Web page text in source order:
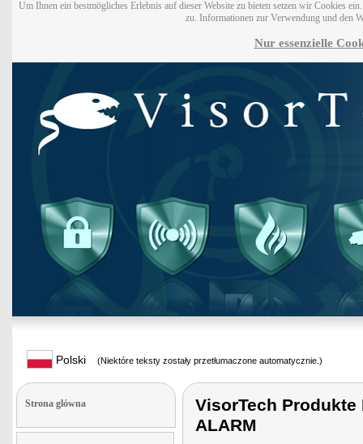
Um Ihnen ein bestmögliches Erlebnis auf dieser Website zu bieten setzen wir Cookies
zu. Informationen zur Verwendung und den
Nur essenzielle
Polski (Niektóre teksty zostały przetłumaczone automatycznie.)
Strona glówna
VisorTech Produkte
ALARM